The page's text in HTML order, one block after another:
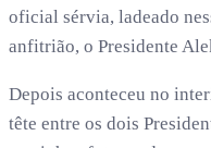
oficial sérvia, ladeado
anfitrião, o Presidente
Depois aconteceu no
tête entre os dois